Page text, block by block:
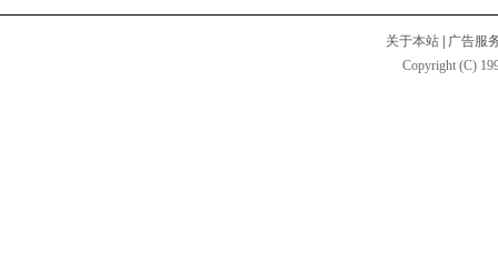
关于本站
广告服
Copyright (C)